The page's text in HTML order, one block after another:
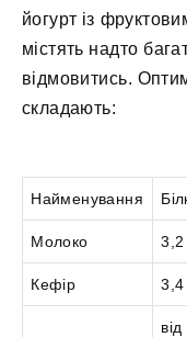
йогурт із
містять надто
відмовитись.
складають:
Найменування
Молоко 3,2
Кефір 3,4
від